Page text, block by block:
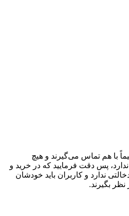
با هم تماس می‌گیرند و هیچ
پس دقت فرمایید که در خرید و
ندارد و کاربران باید خودشان
بگیرند.